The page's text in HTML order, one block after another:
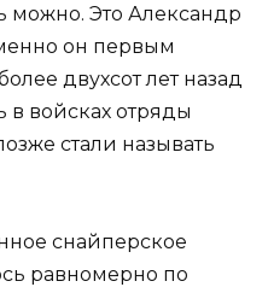
можно. Это Александр
он первым
двухсот лет назад
в войсках отряды
стали называть
снайперское
равномерно по